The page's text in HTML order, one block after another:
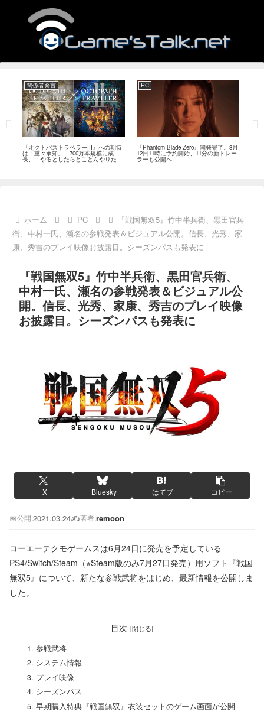
関係者発言
『オクトパストラベラーIII』への期待
は「重々承知」 700万本規模に成
長、「やるとしたらとことんやりた
い」と浅野智也氏
PC
『Phantom Blade Zero』開発完了。8月
12日11時に予約開始、11分の新トレー
ラーも公開へ
ホーム PC
『戦国無双5』竹中半兵衛、黒田官兵
衛、中村一氏、瀬名の参戦発表＆ビジュアル公開。信長、光秀、家
康、秀吉のプレイ映像お披露目。シーズンパスも発表に
『戦国無双5』竹中半兵衛、黒田官兵衛、
中村一氏、瀬名の参戦発表＆ビジュアル公
開。信長、光秀、家康、秀吉のプレイ映像
お披露目。シーズンパスも発表に
X Bluesky はてブ コピー
📅公開:2021.03.24✍️著者:remoon
コーエーテクモゲームスは6月24日に発売を予定している
PS4/Switch/Steam（※Steam版のみ7月27日発売）用ソフト『戦国
無双5』について、新たな参戦武将をはじめ、最新情報を公開しま
した。
目次
参戦武将
システム情報
プレイ映像
シーズンパス
早期購入特典『戦国無双』衣装セットのゲーム画面が公開